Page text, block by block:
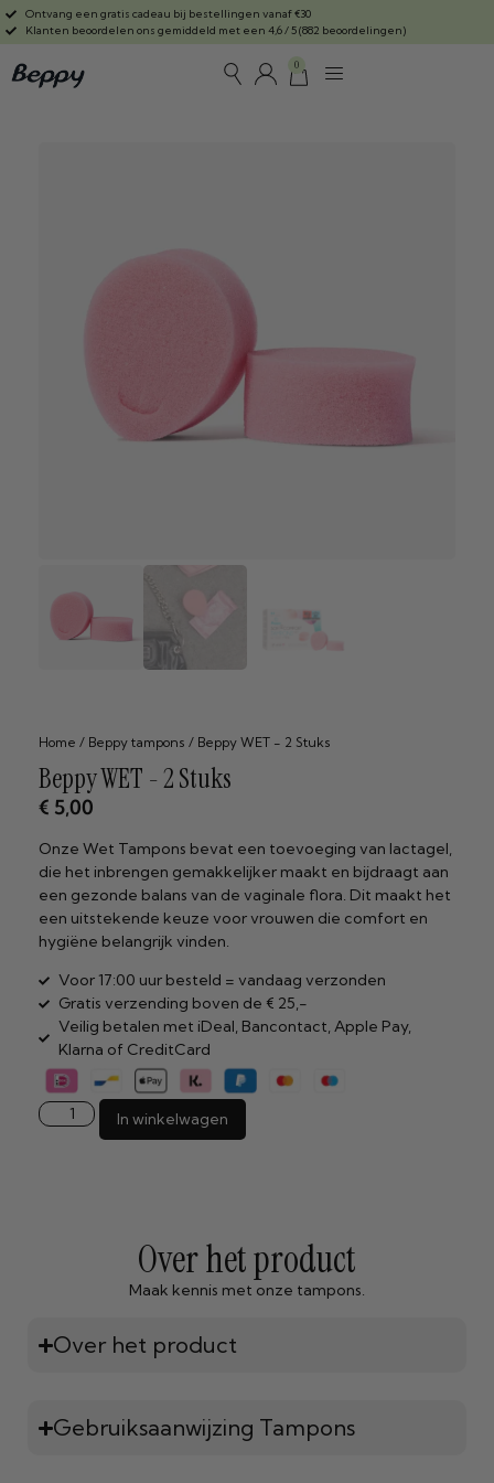
Ontvang een gratis cadeau bij bestellingen vanaf €30
Klanten beoordelen ons gemiddeld met een 4,6 / 5 (882 beoordelingen)
0
Home / Beppy tampons / Beppy WET - 2 Stuks
Beppy WET - 2 Stuks
€ 5,00
Onze Wet Tampons bevat een toevoeging van lactagel,
die het inbrengen gemakkelijker maakt en bijdraagt aan
een gezonde balans van de vaginale flora. Dit maakt het
een uitstekende keuze voor vrouwen die comfort en
hygiëne belangrijk vinden.
Voor 17:00 uur besteld = vandaag verzonden
Gratis verzending boven de € 25,-
Veilig betalen met iDeal, Bancontact, Apple Pay,
Klarna of CreditCard
In winkelwagen
Over het product
Maak kennis met onze tampons.
Over het product
Gebruiksaanwijzing Tampons